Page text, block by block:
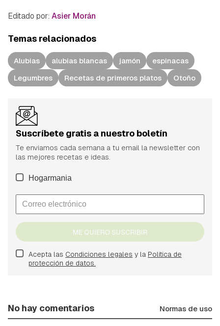
Editado por: Asier Morán
Temas relacionados
Alubias alubias blancas jamón
espinacas
Legumbres
Recetas de primeros platos Otoño
Suscríbete gratis a nuestro boletín
Te enviamos cada semana a tu email la newsletter con
las mejores recetas e ideas.
Hogarmania
ME QUIERO SUSCRIBIR
Acepta las Condiciones legales y la Política de
protección de datos.
No hay comentarios Normas de uso